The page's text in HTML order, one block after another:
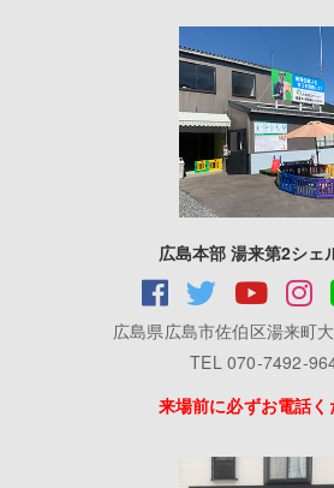
広島本部 湯来第2シェ
広島県広島市佐伯区湯来町
TEL 070-7492-
来場前に必ずお電話く